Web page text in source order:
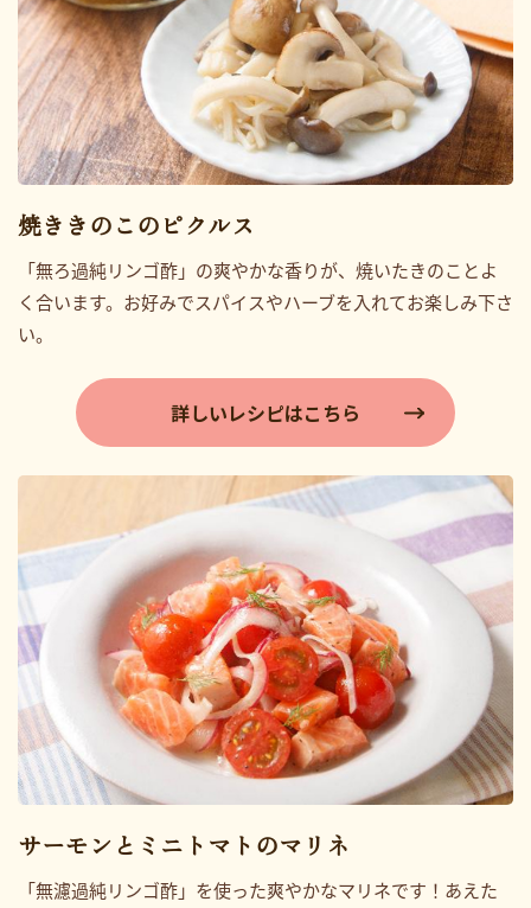
焼ききのこのピクルス
「無ろ過純リンゴ酢」の爽やかな香りが、焼いたきのことよ
く合います。お好みでスパイスやハーブを入れてお楽しみ下さ
い。
詳しいレシピはこちら
サーモンとミニトマトのマリネ
「無濾過純リンゴ酢」を使った爽やかなマリネです！あえた